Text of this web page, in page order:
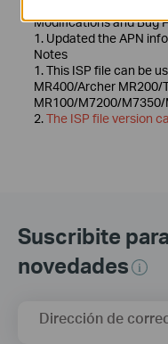
Modifications and Bug
1. Updated the APN
Notes
1. This ISP file can be
MR400/Archer MR200/
MR100/M7200/
2.The ISP file version
Suscribite
novedades
Dirección de